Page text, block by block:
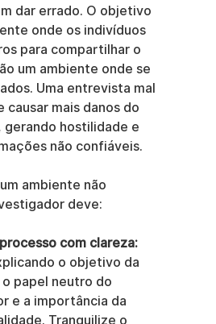
dar errado. O objetivo
onde os indivíduos
para compartilhar o
um ambiente onde se
Uma entrevista mal
causar mais danos do
hostilidade e
não confiáveis.
ambiente não
deve:
com clareza:
o objetivo da
papel neutro do
e a importância da
Tranquilize o